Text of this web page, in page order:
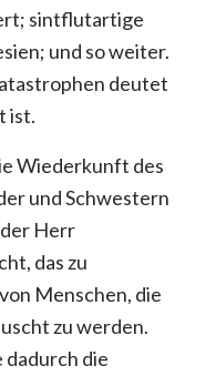
sintflutartige
und so weiter.
deutet
ist.
Wiederkunft des
und Schwestern
Herr
das zu
Menschen, die
zu werden.
dadurch die